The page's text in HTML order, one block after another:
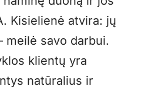
Kisielienė atvira: jų
meilė savo darbui.
klientų yra
natūralius ir